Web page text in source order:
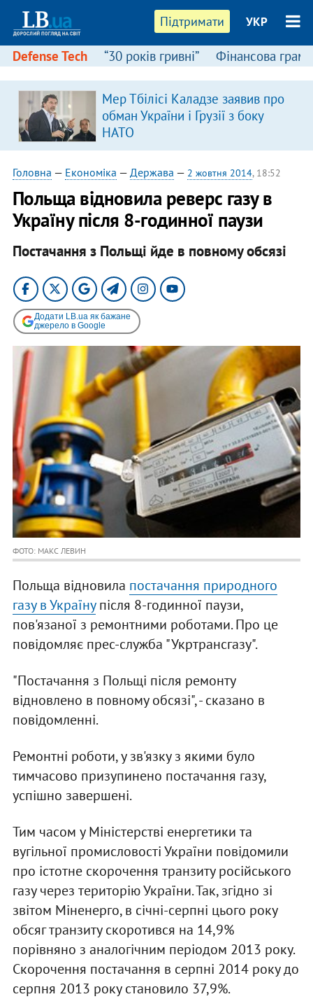
Підтримати УКР
Defense Tech “30 років гривні” Фінансова
Мер Тбілісі Каладзе заявив про
обман України і Грузії з боку
НАТО
Головна — Економіка — Держава — 2 жовтня 2014, 18:52
Польща відновила реверс газу в
Україну після 8-годинної паузи
Постачання з Польщі йде в повному обсязі
Додати LB.ua як бажане
джерело в Google
ФОТО: МАКС ЛЕВИН
Польща відновила постачання природного
газу в Українупісля 8-годинної паузи,
пов'язаної з ремонтними роботами. Про це
повідомляє прес-служба "Укртрансгазу".
"Постачання з Польщі після ремонту
відновлено в повному обсязі", - сказано в
повідомленні.
Ремонтні роботи, у зв'язку з якими було
тимчасово призупинено постачання газу,
успішно завершені.
Тим часом у Міністерстві енергетики та
вугільної промисловості України повідомили
про істотне скорочення транзиту російського
газу через територію України. Так, згідно зі
звітом Міненерго, в січні-серпні цього року
обсяг транзиту скоротився на 14,9%
порівняно з аналогічним періодом 2013 року.
Скорочення постачання в серпні 2014 року до
серпня 2013 року становило 37,9%.